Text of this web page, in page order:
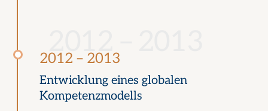
2012 – 2013
Entwicklung eines globalen
Kompetenzmodells